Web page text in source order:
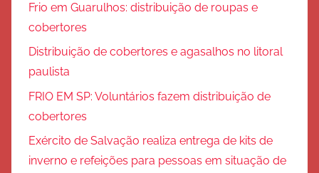
Frio em Guarulhos: distribuição de roupas e
cobertores
Distribuição de cobertores e agasalhos no litoral
paulista
FRIO EM SP: Voluntários fazem distribuição de
cobertores
Exército de Salvação realiza entrega de kits de
inverno e refeições para pessoas em situação de